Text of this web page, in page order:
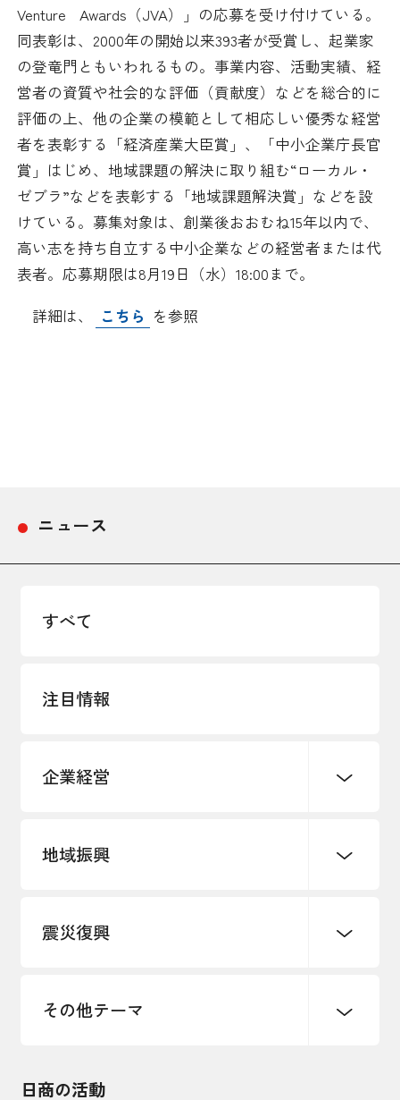
海外ビジネス・貿易証明
情報提供・広報
その他サービス
役員紹介
日商のあゆみ
委員会・専門委員会
青年部・女性会
日商創立100周年宣言
情報公開
採用情報
Venture Awards（JVA）」の応募を受け付けている。
同表彰は、2000年の開始以来393者が受賞し、起業家
の登竜門ともいわれるもの。事業内容、活動実績、経
営者の資質や社会的な評価（貢献度）などを総合的に
評価の上、他の企業の模範として相応しい優秀な経営
者を表彰する「経済産業大臣賞」、「中小企業庁長官
賞」はじめ、地域課題の解決に取り組む“ローカル・
ゼブラ”などを表彰する「地域課題解決賞」などを設
けている。募集対象は、創業後おおむね15年以内で、
高い志を持ち自立する中小企業などの経営者または代
表者。応募期限は8月19日（水）18:00まで。
詳細は、
こちら を参照
ニュース
すべて
注目情報
企業経営
創業
事業承継・引継ぎ支援
雇用・労働・人材確保
地域振興
まちづくり
震災復興
令和６年能登半島地震関連
その他テーマ
インボイス制度
日商の活動